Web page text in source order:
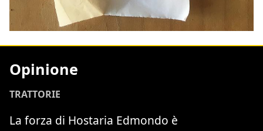
Opinione
TRATTORIE
La forza di Hostaria Edmondo è